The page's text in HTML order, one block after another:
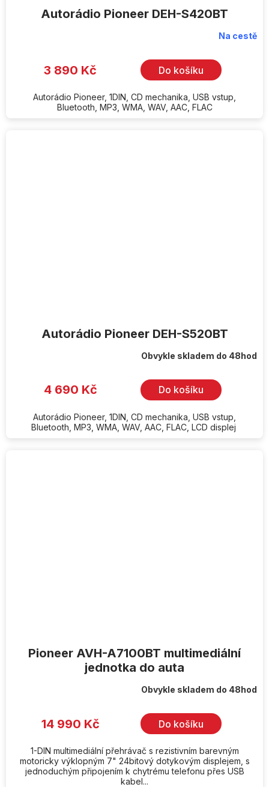
Autorádio Pioneer DEH-S420BT
Na cestě
3 890 Kč Do košíku
Autorádio Pioneer, 1DIN, CD mechanika, USB vstup,
Bluetooth, MP3, WMA, WAV, AAC, FLAC
Autorádio Pioneer DEH-S520BT
Obvykle skladem do 48hod
4 690 Kč Do košíku
Autorádio Pioneer, 1DIN, CD mechanika, USB vstup,
Bluetooth, MP3, WMA, WAV, AAC, FLAC, LCD displej
Pioneer AVH-A7100BT multimediální
jednotka do auta
Obvykle skladem do 48hod
14 990 Kč Do košíku
1-DIN multimediální přehrávač s rezistivním barevným
motoricky výklopným 7" 24bitový dotykovým displejem, s
jednoduchým připojením k chytrému telefonu přes USB
kabel...